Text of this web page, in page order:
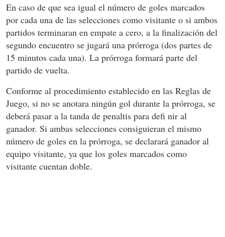
En caso de que sea igual el número de goles marcados
por cada una de las selecciones como visitante o si ambos
partidos terminaran en empate a cero, a la finalización del
segundo encuentro se jugará una prórroga (dos partes de
15 minutos cada una). La prórroga formará parte del
partido de vuelta.
Conforme al procedimiento establecido en las Reglas de
Juego, si no se anotara ningún gol durante la prórroga, se
deberá pasar a la tanda de penaltis para defi nir al
ganador. Si ambas selecciones consiguieran el mismo
número de goles en la prórroga, se declarará ganador al
equipo visitante, ya que los goles marcados como
visitante cuentan doble.